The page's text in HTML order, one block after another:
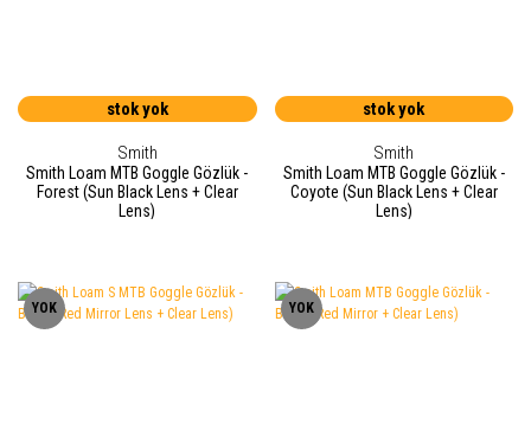
stok yok
Smith
Smith Loam MTB Goggle Gözlük -
Forest (Sun Black Lens + Clear
Lens)
stok yok
Smith
Smith Loam MTB Goggle Gözlük -
Coyote (Sun Black Lens + Clear
Lens)
YOK YOK